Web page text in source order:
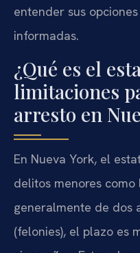
entender sus
informadas.
¿Qué es el
limitaciones
arresto en
En Nueva York, el
delitos menores
generalmente de dos
(felonies), el plazo es